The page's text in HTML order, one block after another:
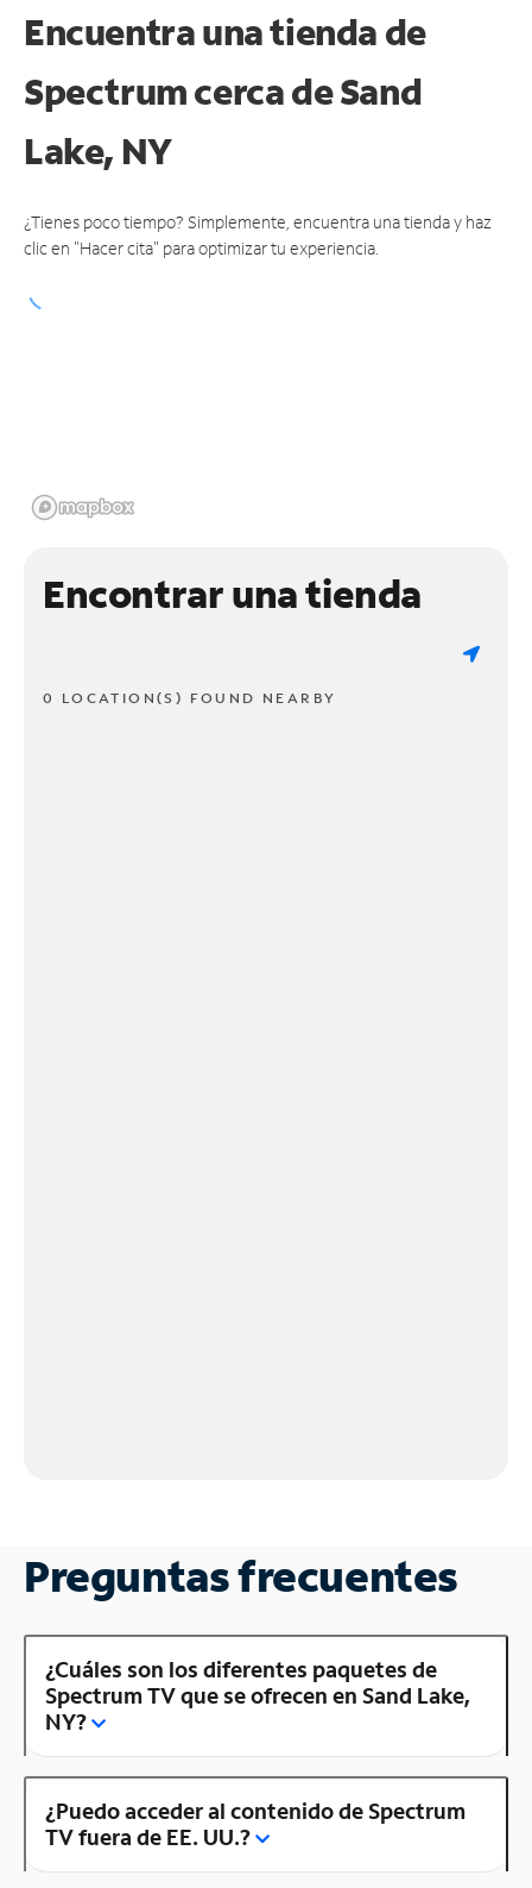
Encuentra una tienda de
Spectrumcerca de Sand
Lake, NY
¿Tienes poco tiempo? Simplemente, encuentra una tienda y haz
clic en "Hacer cita" para optimizar tu experiencia.
Encontrar una tienda
0 LOCATION(S) FOUND NEARBY
Preguntas frecuentes
¿Cuáles son los diferentes paquetes de
Spectrum TV que se ofrecen en Sand Lake,
NY?
¿Puedo acceder al contenido de Spectrum
TV fuera de EE. UU.?